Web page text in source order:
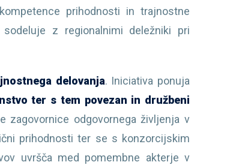
prihodnosti in trajnostne
z regionalnimi deležniki pri
delovanja. Iniciativa ponuja
ter s tem povezan in družbeni
zagovornice odgovornega življenja v
prihodnosti ter se s konzorcijskim
uvršča med pomembne akterje v